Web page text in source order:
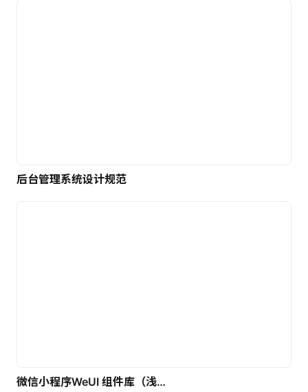
后台管理系统设计规范
微信小程序WeUI 组件库（浅色）| 免费UI设计素材